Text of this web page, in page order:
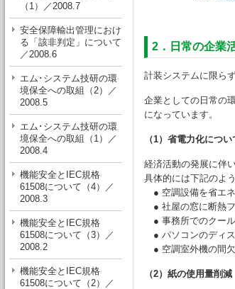
（1）／2008.7
安全保障輸出管理におけ
る「該非判定」について
／2008.6
エム･システム技研の環
境保全への取組（2）／
2008.5
エム･システム技研の環
境保全への取組（1）／
2008.4
機能安全とIEC規格
61508について（4）／
2008.3
機能安全とIEC規格
61508について（3）／
2008.2
機能安全とIEC規格
61508について（2）／
2．日常の企業
計装システムに限ら
企業としての日常の
になっています。
（1）省電力化につい
経済活動の発展に伴
具体的には下記のよ
● 空調設備を省エ
● 社屋の窓に断熱
● 事務所でのクー
● パソコンのディス
● 空調室外機の間
（2）紙の使用量削減